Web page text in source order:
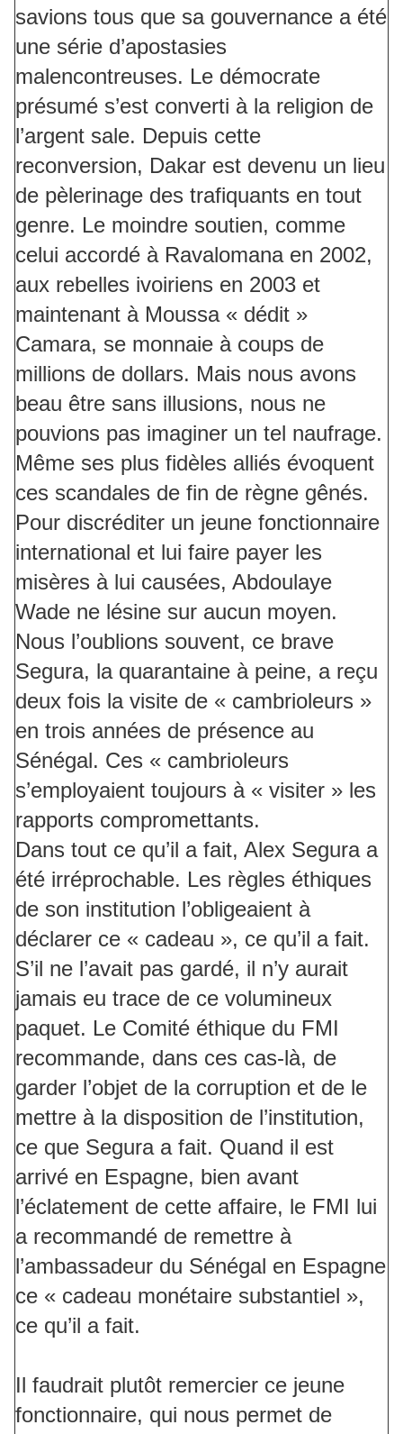
savions tous que sa gouvernance a été
une série d’apostasies
malencontreuses. Le démocrate
présumé s’est converti à la religion de
l’argent sale. Depuis cette
reconversion, Dakar est devenu un lieu
de pèlerinage des trafiquants en tout
genre. Le moindre soutien, comme
celui accordé à Ravalomana en 2002,
aux rebelles ivoiriens en 2003 et
maintenant à Moussa « dédit »
Camara, se monnaie à coups de
millions de dollars. Mais nous avons
beau être sans illusions, nous ne
pouvions pas imaginer un tel naufrage.
Même ses plus fidèles alliés évoquent
ces scandales de fin de règne gênés.
Pour discréditer un jeune fonctionnaire
international et lui faire payer les
misères à lui causées, Abdoulaye
Wade ne lésine sur aucun moyen.
Nous l’oublions souvent, ce brave
Segura, la quarantaine à peine, a reçu
deux fois la visite de « cambrioleurs »
en trois années de présence au
Sénégal. Ces « cambrioleurs
s’employaient toujours à « visiter » les
rapports compromettants.
Dans tout ce qu’il a fait, Alex Segura a
été irréprochable. Les règles éthiques
de son institution l’obligeaient à
déclarer ce « cadeau », ce qu’il a fait.
S’il ne l’avait pas gardé, il n’y aurait
jamais eu trace de ce volumineux
paquet. Le Comité éthique du FMI
recommande, dans ces cas-là, de
garder l’objet de la corruption et de le
mettre à la disposition de l’institution,
ce que Segura a fait. Quand il est
arrivé en Espagne, bien avant
l’éclatement de cette affaire, le FMI lui
a recommandé de remettre à
l’ambassadeur du Sénégal en Espagne
ce « cadeau monétaire substantiel »,
ce qu’il a fait.
Il faudrait plutôt remercier ce jeune
fonctionnaire, qui nous permet de